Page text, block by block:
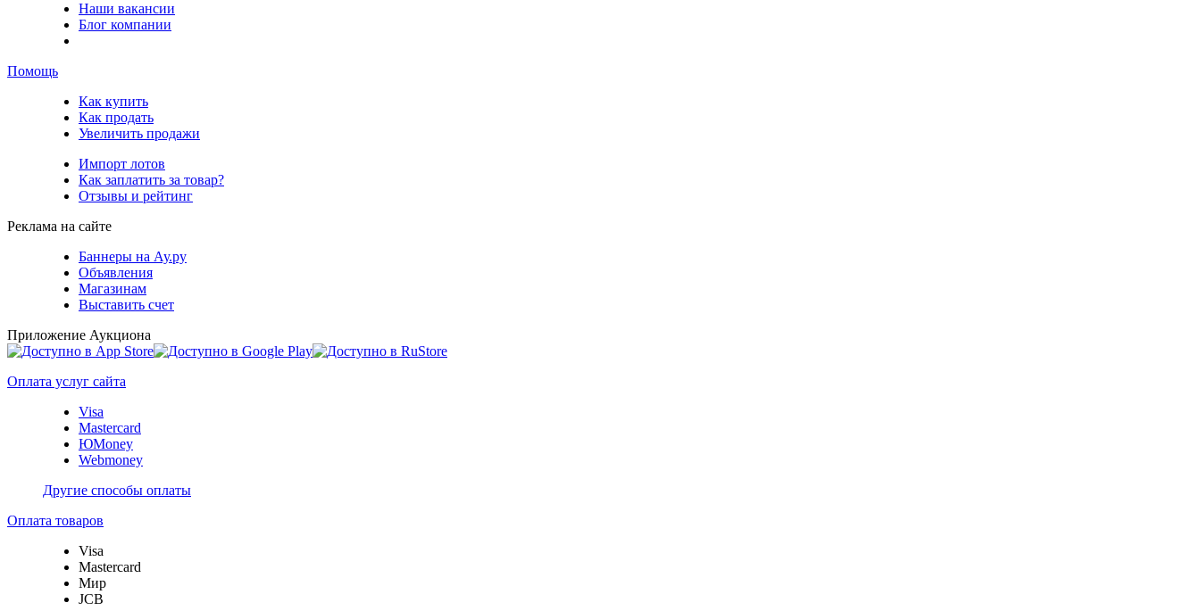
Наши вакансии
Блог компании
Помощь
Как купить
Как продать
Увеличить продажи
Импорт лотов
Как заплатить за товар?
Отзывы и рейтинг
Реклама на сайте
Баннеры на Ау.ру
Объявления
Магазинам
Выставить счет
Приложение Аукциона
Оплата услуг сайта
Visa
Mastercard
ЮMoney
Webmoney
Другие способы оплаты
Оплата товаров
Visa
Mastercard
Мир
JCB